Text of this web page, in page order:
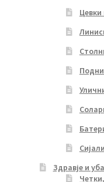
Здравје и